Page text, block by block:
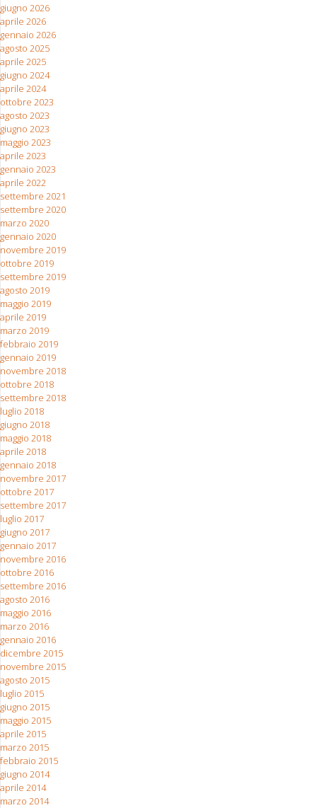
giugno 2026
aprile 2026
gennaio 2026
agosto 2025
aprile 2025
giugno 2024
aprile 2024
ottobre 2023
agosto 2023
giugno 2023
maggio 2023
aprile 2023
gennaio 2023
aprile 2022
settembre 2021
settembre 2020
marzo 2020
gennaio 2020
novembre 2019
ottobre 2019
settembre 2019
agosto 2019
maggio 2019
aprile 2019
marzo 2019
febbraio 2019
gennaio 2019
novembre 2018
ottobre 2018
settembre 2018
luglio 2018
giugno 2018
maggio 2018
aprile 2018
gennaio 2018
novembre 2017
ottobre 2017
settembre 2017
luglio 2017
giugno 2017
gennaio 2017
novembre 2016
ottobre 2016
settembre 2016
agosto 2016
maggio 2016
marzo 2016
gennaio 2016
dicembre 2015
novembre 2015
agosto 2015
luglio 2015
giugno 2015
maggio 2015
aprile 2015
marzo 2015
febbraio 2015
giugno 2014
aprile 2014
marzo 2014